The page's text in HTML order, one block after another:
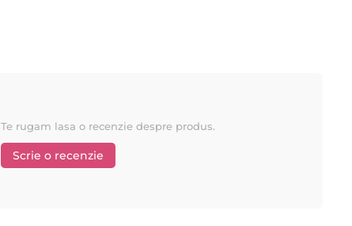
Te rugam lasa o recenzie despre produs.
Scrie o recenzie